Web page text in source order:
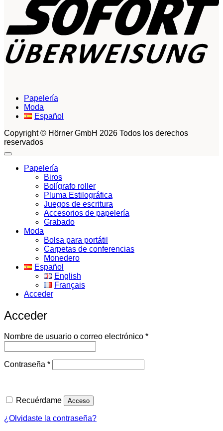
Papelería
Moda
Español
Copyright © Hörner GmbH 2026 Todos los derechos
reservados
Papelería
Biros
Bolígrafo roller
Pluma Estilográfica
Juegos de escritura
Accesorios de papelería
Grabado
Moda
Bolsa para portátil
Carpetas de conferencias
Monedero
Español
English
Français
Acceder
Acceder
Nombre de usuario o correo electrónico *Obligatorio
Contraseña *Obligatorio
Recuérdame Acceso
¿Olvidaste la contraseña?